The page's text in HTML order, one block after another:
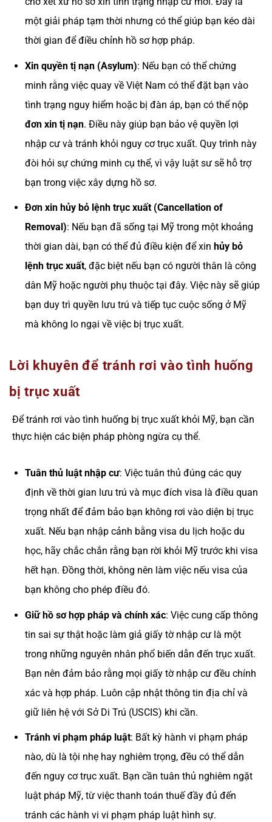
một giải pháp tạm thời nhưng có thể giúp bạn kéo dài
thời gian để điều chỉnh hồ sơ hợp pháp​.
Xin quyền tị nạn (Asylum): Nếu bạn có thể chứng
minh rằng việc quay về Việt Nam có thể đặt bạn vào
tình trạng nguy hiểm hoặc bị đàn áp, bạn có thể nộp
đơn xin tị nạn. Điều này giúp bạn bảo vệ quyền lợi
nhập cư và tránh khỏi nguy cơ trục xuất. Quy trình này
đòi hỏi sự chứng minh cụ thể, vì vậy luật sư sẽ hỗ trợ
bạn trong việc xây dựng hồ sơ.
Đơn xin hủy bỏ lệnh trục xuất (Cancellation of
Removal): Nếu bạn đã sống tại Mỹ trong một khoảng
thời gian dài, bạn có thể đủ điều kiện để xin hủy bỏ
lệnh trục xuất, đặc biệt nếu bạn có người thân là công
dân Mỹ hoặc người phụ thuộc tại đây. Việc này sẽ giúp
bạn duy trì quyền lưu trú và tiếp tục cuộc sống ở Mỹ
mà không lo ngại về việc bị trục xuất​.
Lời khuyên để tránh rơi vào tình huống
bị trục xuất
Để tránh rơi vào tình huống bị trục xuất khỏi Mỹ, bạn cần
thực hiện các biện pháp phòng ngừa cụ thể.
Tuân thủ luật nhập cư: Việc tuân thủ đúng các quy
định về thời gian lưu trú và mục đích visa là điều quan
trọng nhất để đảm bảo bạn không rơi vào diện bị trục
xuất. Nếu bạn nhập cảnh bằng visa du lịch hoặc du
học, hãy chắc chắn rằng bạn rời khỏi Mỹ trước khi visa
hết hạn. Đồng thời, không nên làm việc nếu visa của
bạn không cho phép điều đó​.
Giữ hồ sơ hợp pháp và chính xác: Việc cung cấp thông
tin sai sự thật hoặc làm giả giấy tờ nhập cư là một
trong những nguyên nhân phổ biến dẫn đến trục xuất.
Bạn nên đảm bảo rằng mọi giấy tờ nhập cư đều chính
xác và hợp pháp. Luôn cập nhật thông tin địa chỉ và
giữ liên hệ với Sở Di Trú (USCIS) khi cần​.
Tránh vi phạm pháp luật: Bất kỳ hành vi phạm pháp
nào, dù là tội nhẹ hay nghiêm trọng, đều có thể dẫn
đến nguy cơ trục xuất. Bạn cần tuân thủ nghiêm ngặt
luật pháp Mỹ, từ việc thanh toán thuế đầy đủ đến
tránh các hành vi vi phạm pháp luật hình sự.